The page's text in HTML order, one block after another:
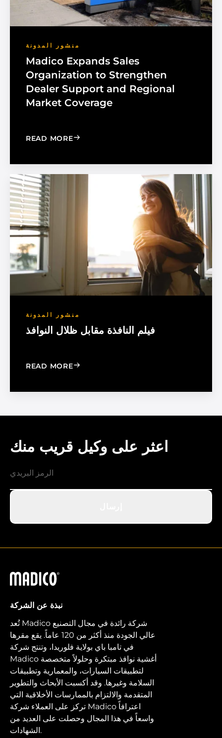
منشور المدونة
Madico Expands Sales
Organization to Strengthen
Dealer Support and Regional
Market Coverage
READ MORE: MADICO EXPANDS SALES
منشور المدونة
فيلم النافذة مقابل ظلال النوافذ
READ MORE: WINDOW FILM VS. WINDOW
اعثر على وكيل قريب منك
ماديكو
نبذة عن الشركة
تُعد Madico شركة رائدة في مجال التصنيع
عالي الجودة منذ أكثر من 120 عاماً. يقع مقرها
في تامبا باي بولاية فلوريدا، وتنتج شركة
Madico أغشية نوافذ مبتكرة وحلولاً متخصصة
لتطبيقات السيارات، والمعمارية وتطبيقات
السلامة وغيرها. وقد أكسبت الأبحاث والتطوير
المتقدمة والالتزام بالممارسات الأخلاقية التي
تركز على العملاء شركة Madico اعترافاً
واسعاً في هذا المجال وحصلت على العديد من
الشهادات.